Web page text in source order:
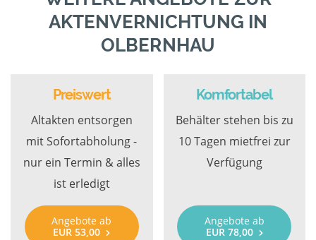
AKTENVERNICHTUNG IN
OLBERNHAU
Preiswert
Altakten entsorgen
mit Sofortabholung -
nur ein Termin & alles
ist erledigt
Angebote ab
EUR 53,00
Komfortabel
Behälter stehen bis zu
10 Tagen mietfrei zur
Verfügung
Angebote ab
EUR 78,00